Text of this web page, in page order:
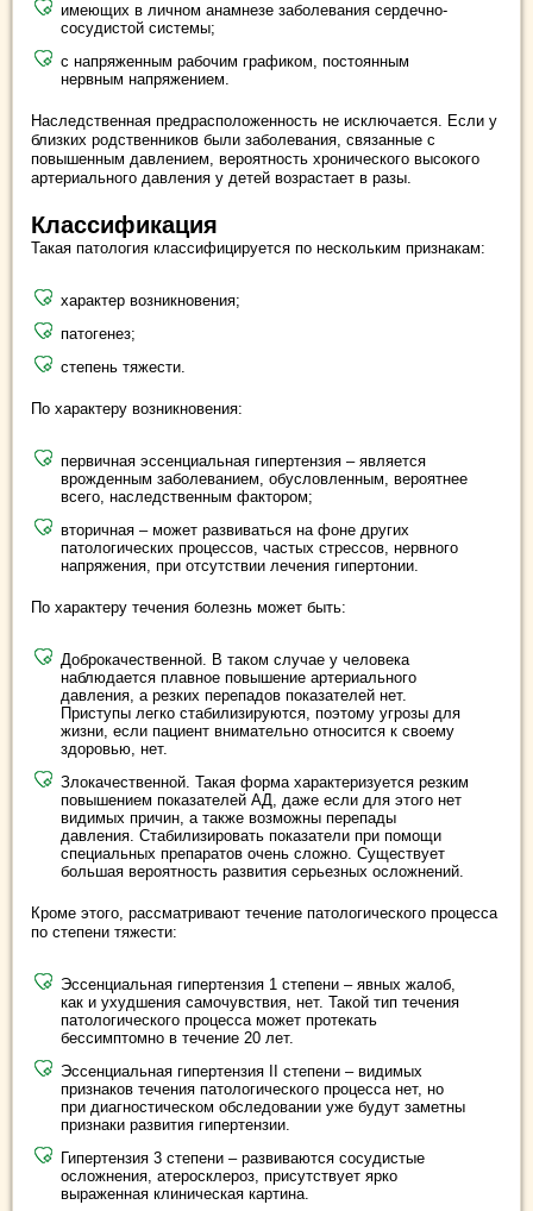
имеющих в личном анамнезе заболевания сердечно-
сосудистой системы;
с напряженным рабочим графиком, постоянным
нервным напряжением.
Наследственная предрасположенность не исключается. Если у
близких родственников были заболевания, связанные с
повышенным давлением, вероятность хронического высокого
артериального давления у детей возрастает в разы.
Классификация
Такая патология классифицируется по нескольким признакам:
характер возникновения;
патогенез;
степень тяжести.
По характеру возникновения:
первичная эссенциальная гипертензия – является
врожденным заболеванием, обусловленным, вероятнее
всего, наследственным фактором;
вторичная – может развиваться на фоне других
патологических процессов, частых стрессов, нервного
напряжения, при отсутствии лечения гипертонии.
По характеру течения болезнь может быть:
Доброкачественной. В таком случае у человека
наблюдается плавное повышение артериального
давления, а резких перепадов показателей нет.
Приступы легко стабилизируются, поэтому угрозы для
жизни, если пациент внимательно относится к своему
здоровью, нет.
Злокачественной. Такая форма характеризуется резким
повышением показателей АД, даже если для этого нет
видимых причин, а также возможны перепады
давления. Стабилизировать показатели при помощи
специальных препаратов очень сложно. Существует
большая вероятность развития серьезных осложнений.
Кроме этого, рассматривают течение патологического процесса
по степени тяжести:
Эссенциальная гипертензия 1 степени – явных жалоб,
как и ухудшения самочувствия, нет. Такой тип течения
патологического процесса может протекать
бессимптомно в течение 20 лет.
Эссенциальная гипертензия II степени – видимых
признаков течения патологического процесса нет, но
при диагностическом обследовании уже будут заметны
признаки развития гипертензии.
Гипертензия 3 степени – развиваются сосудистые
осложнения, атеросклероз, присутствует ярко
выраженная клиническая картина.